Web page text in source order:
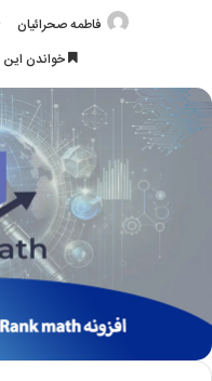
فاطمه صحرائیان
خواندن این مطلب 14